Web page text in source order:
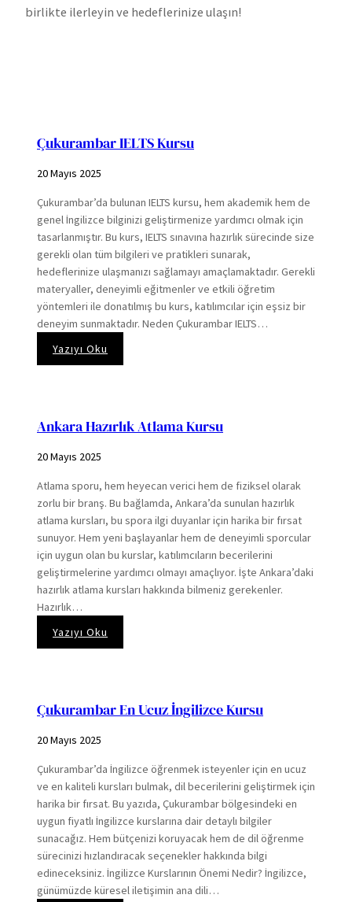
birlikte ilerleyin ve hedeflerinize ulaşın!
Çukurambar IELTS Kursu
20 Mayıs 2025
Çukurambar’da bulunan IELTS kursu, hem akademik hem de
genel İngilizce bilginizi geliştirmenize yardımcı olmak için
tasarlanmıştır. Bu kurs, IELTS sınavına hazırlık sürecinde size
gerekli olan tüm bilgileri ve pratikleri sunarak,
hedeflerinize ulaşmanızı sağlamayı amaçlamaktadır. Gerekli
materyaller, deneyimli eğitmenler ve etkili öğretim
yöntemleri ile donatılmış bu kurs, katılımcılar için eşsiz bir
deneyim sunmaktadır. Neden Çukurambar IELTS…
Yazıyı Oku
Çukurambar
Ankara Hazırlık Atlama Kursu
20 Mayıs 2025
Atlama sporu, hem heyecan verici hem de fiziksel olarak
zorlu bir branş. Bu bağlamda, Ankara’da sunulan hazırlık
atlama kursları, bu spora ilgi duyanlar için harika bir fırsat
sunuyor. Hem yeni başlayanlar hem de deneyimli sporcular
için uygun olan bu kurslar, katılımcıların becerilerini
geliştirmelerine yardımcı olmayı amaçlıyor. İşte Ankara’daki
hazırlık atlama kursları hakkında bilmeniz gerekenler.
Hazırlık…
Yazıyı Oku
Ankara
Çukurambar En Ucuz İngilizce Kursu
20 Mayıs 2025
Çukurambar’da İngilizce öğrenmek isteyenler için en ucuz
ve en kaliteli kursları bulmak, dil becerilerini geliştirmek için
harika bir fırsat. Bu yazıda, Çukurambar bölgesindeki en
uygun fiyatlı İngilizce kurslarına dair detaylı bilgiler
sunacağız. Hem bütçenizi koruyacak hem de dil öğrenme
sürecinizi hızlandıracak seçenekler hakkında bilgi
edineceksiniz. İngilizce Kurslarının Önemi Nedir? İngilizce,
günümüzde küresel iletişimin ana dili…